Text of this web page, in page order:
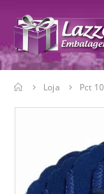
Loja Pct